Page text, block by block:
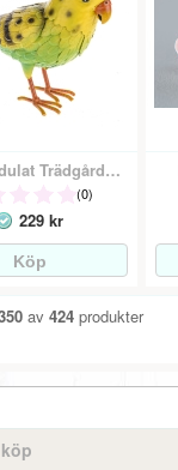
Fågel Undulat Trädgårdsdekoration Metall
(0)
229 kr
av 424produkter